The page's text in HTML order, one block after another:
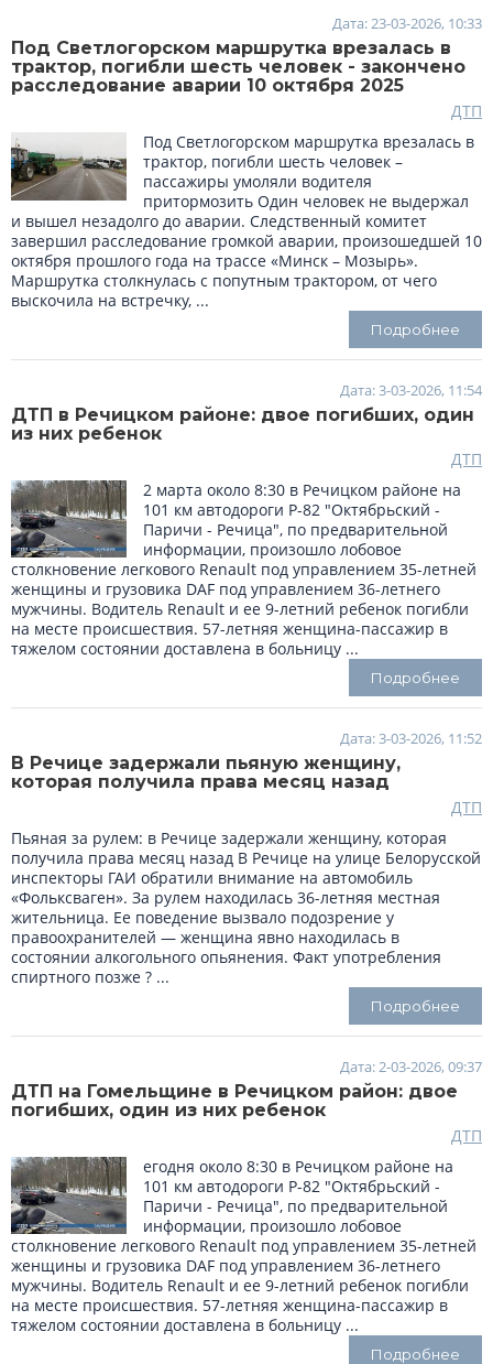
Дата: 23-03-2026, 10:33
Под Светлогорском маршрутка врезалась в
трактор, погибли шесть человек - закончено
расследование аварии 10 октября 2025
ДТП
Под Светлогорском маршрутка врезалась в
трактор, погибли шесть человек –
пассажиры умоляли водителя
притормозить Один человек не выдержал
и вышел незадолго до аварии. Следственный комитет
завершил расследование громкой аварии, произошедшей 10
октября прошлого года на трассе «Минск – Мозырь».
Маршрутка столкнулась с попутным трактором, от чего
выскочила на встречку, ...
Подробнее
Дата: 3-03-2026, 11:54
ДТП в Речицком районе: двое погибших, один
из них ребенок
ДТП
2 марта около 8:30 в Речицком районе на
101 км автодороги Р-82 "Октябрьский -
Паричи - Речица", по предварительной
информации, произошло лобовое
столкновение легкового Renault под управлением 35-летней
женщины и грузовика DAF под управлением 36-летнего
мужчины. Водитель Renault и ее 9-летний ребенок погибли
на месте происшествия. 57-летняя женщина-пассажир в
тяжелом состоянии доставлена в больницу ...
Подробнее
Дата: 3-03-2026, 11:52
В Речице задержали пьяную женщину,
которая получила права месяц назад
ДТП
Пьяная за рулем: в Речице задержали женщину, которая
получила права месяц назад В Речице на улице Белорусской
инспекторы ГАИ обратили внимание на автомобиль
«Фольксваген». За рулем находилась 36-летняя местная
жительница. Ее поведение вызвало подозрение у
правоохранителей — женщина явно находилась в
состоянии алкогольного опьянения. Факт употребления
спиртного позже ? ...
Подробнее
Дата: 2-03-2026, 09:37
ДТП на Гомельщине в Речицком район: двое
погибших, один из них ребенок
ДТП
егодня около 8:30 в Речицком районе на
101 км автодороги Р-82 "Октябрьский -
Паричи - Речица", по предварительной
информации, произошло лобовое
столкновение легкового Renault под управлением 35-летней
женщины и грузовика DAF под управлением 36-летнего
мужчины. Водитель Renault и ее 9-летний ребенок погибли
на месте происшествия. 57-летняя женщина-пассажир в
тяжелом состоянии доставлена в больницу ...
Подробнее